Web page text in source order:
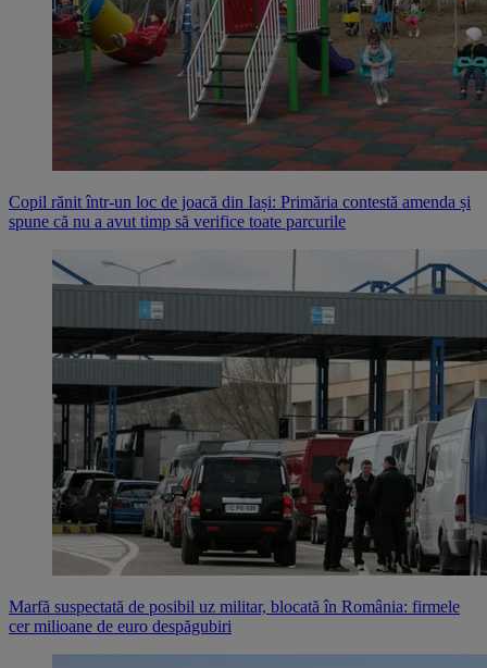
Copil rănit într-un loc de joacă din Iași: Primăria contestă amenda și
spune că nu a avut timp să verifice toate parcurile
Marfă suspectată de posibil uz militar, blocată în România: firmele
cer milioane de euro despăgubiri